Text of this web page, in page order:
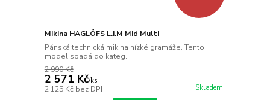
Mikina HAGLÖFS L.I.M Mid Multi
Pánská technická mikina nízké gramáže. Tento
model spadá do kateg...
2 990 Kč
2 571 Kč/ks
2 125 Kč bez DPH Skladem